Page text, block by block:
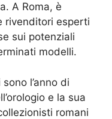
A Roma, è
rivenditori esperti
sui potenziali
modelli.
l’anno di
e la sua
romani